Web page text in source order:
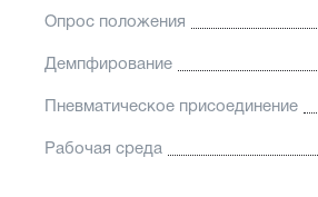
Опрос положения
Демпфирование
Пневматическое присоединение
Рабочая среда